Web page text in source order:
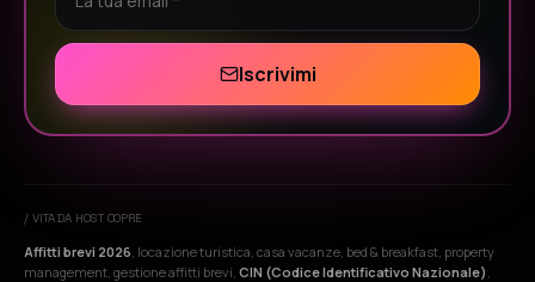
Iscrivimi
/ VITA DA HOST COPRE
Affitti brevi 2026 , locazione turistica, casa vacanze, bed & breakfast, property
management, gestione affitti brevi, CIN (Codice Identificativo Nazionale)